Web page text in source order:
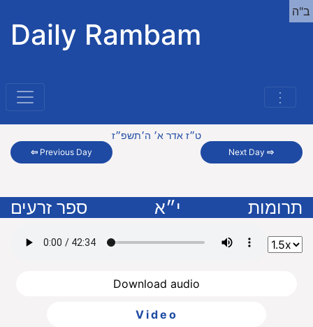
Daily Rambam
⋮
ב"ה
⇦ Previous Day
ט״ז אדר א׳ ה׳תשפ״ז
Next Day⇨
תרומות י״א ספר זרעים
Download audio
Video